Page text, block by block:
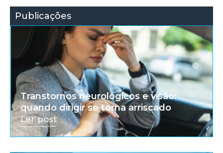
Publicações
Transtornos neurológicos e visão:
quando dirigir se torna arriscado
Ler post